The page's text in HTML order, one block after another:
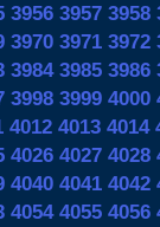
3956 3957 3958
3970 3971 3972
3984 3985 3986
3998 3999 4000
4012 4013 4014
4026 4027 4028
4040 4041 4042
4054 4055 4056